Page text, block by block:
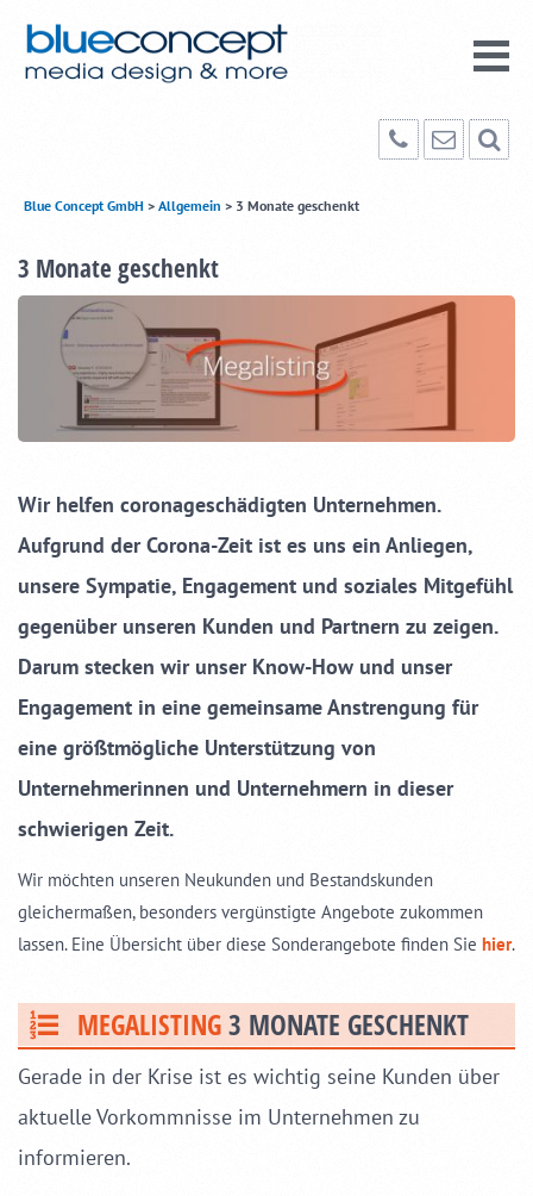
Blue Concept GmbH > Allgemein > 3 Monate geschenkt
3 Monate geschenkt
Wir helfen coronageschädigten Unternehmen.
Aufgrund der Corona-Zeit ist es uns ein Anliegen,
unsere Sympatie, Engagement und soziales Mitgefühl
gegenüber unseren Kunden und Partnern zu zeigen.
Darum stecken wir unser Know-How und unser
Engagement in eine gemeinsame Anstrengung für
eine größtmögliche Unterstützung von
Unternehmerinnen und Unternehmern in dieser
schwierigen Zeit.
Wir möchten unseren Neukunden und Bestandskunden
gleichermaßen, besonders vergünstigte Angebote zukommen
lassen. Eine Übersicht über diese Sonderangebote finden Sie hier.
MEGALISTING3 MONATE GESCHENKT
Gerade in der Krise ist es wichtig seine Kunden über
aktuelle Vorkommnisse im Unternehmen zu
informieren.